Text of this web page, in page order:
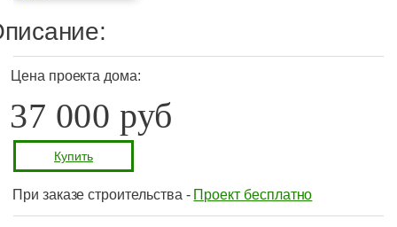
Цена проекта дома:
37 000 руб
Купить
При заказе строительства - Проект бесплатно